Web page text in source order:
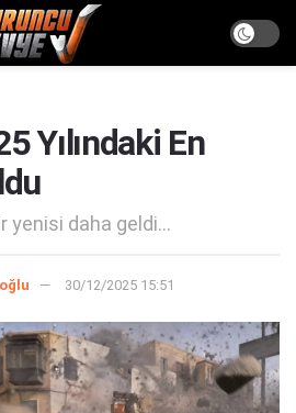
Yılındaki En
yenisi daha geldi...
30/12/2025 15:51